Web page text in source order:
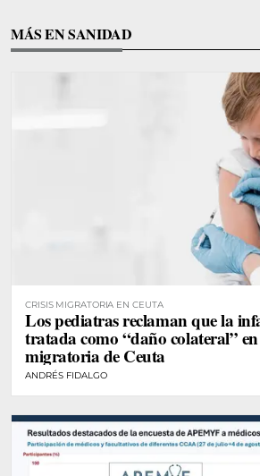
MÁS EN SANIDAD
CRISIS MIGRATORIA EN CEUTA
Los pediatras reclaman que la
tratada como “daño colateral”
migratoria de Ceuta
ANDRÉS FIDALGO